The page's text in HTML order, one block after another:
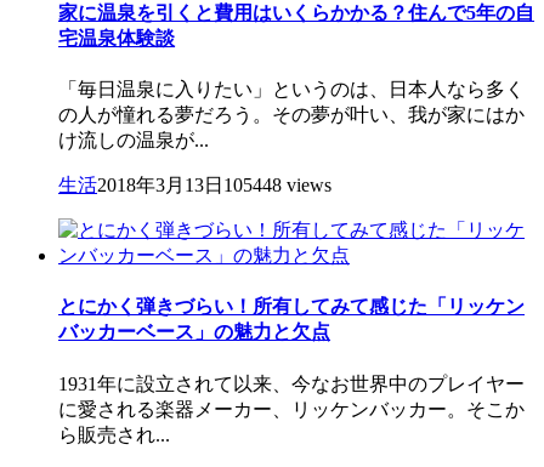
家に温泉を引くと費用はいくらかかる？住んで5年の自
宅温泉体験談
「毎日温泉に入りたい」というのは、日本人なら多く
の人が憧れる夢だろう。その夢が叶い、我が家にはか
け流しの温泉が...
生活2018年3月13日 105448 views
とにかく弾きづらい！所有してみて感じた「リッケン
バッカーベース」の魅力と欠点
1931年に設立されて以来、今なお世界中のプレイヤー
に愛される楽器メーカー、リッケンバッカー。そこか
ら販売され...